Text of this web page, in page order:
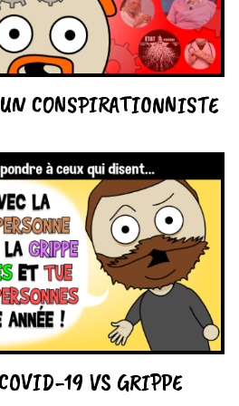
CONSPIRATIONNISTE
19 VS GRIPPE